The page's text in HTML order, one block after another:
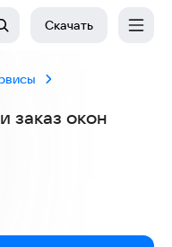
Скачать
заказ окон